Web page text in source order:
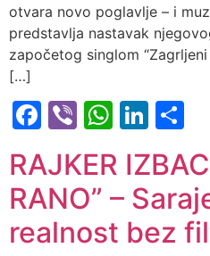
otvara novo poglavlje – i
predstavlja nastavak
započetog singlom
[…]
Facebook
Viber
RAJKER
RANO” –
realnost bez